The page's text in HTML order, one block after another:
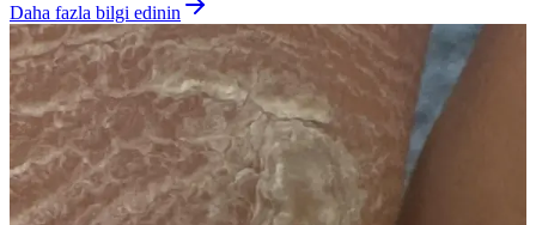
Daha fazla bilgi edinin